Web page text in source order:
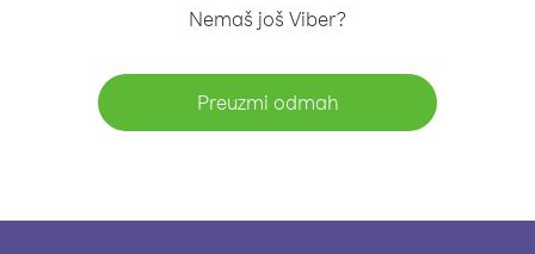
Nemaš još Viber?
Preuzmi odmah